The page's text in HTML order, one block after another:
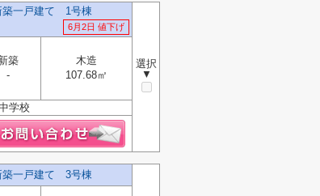
築一戸建て 1号棟
6月2日 値下げ
選択
▼
築
-
木造
107.68㎡
学校
築一戸建て 3号棟